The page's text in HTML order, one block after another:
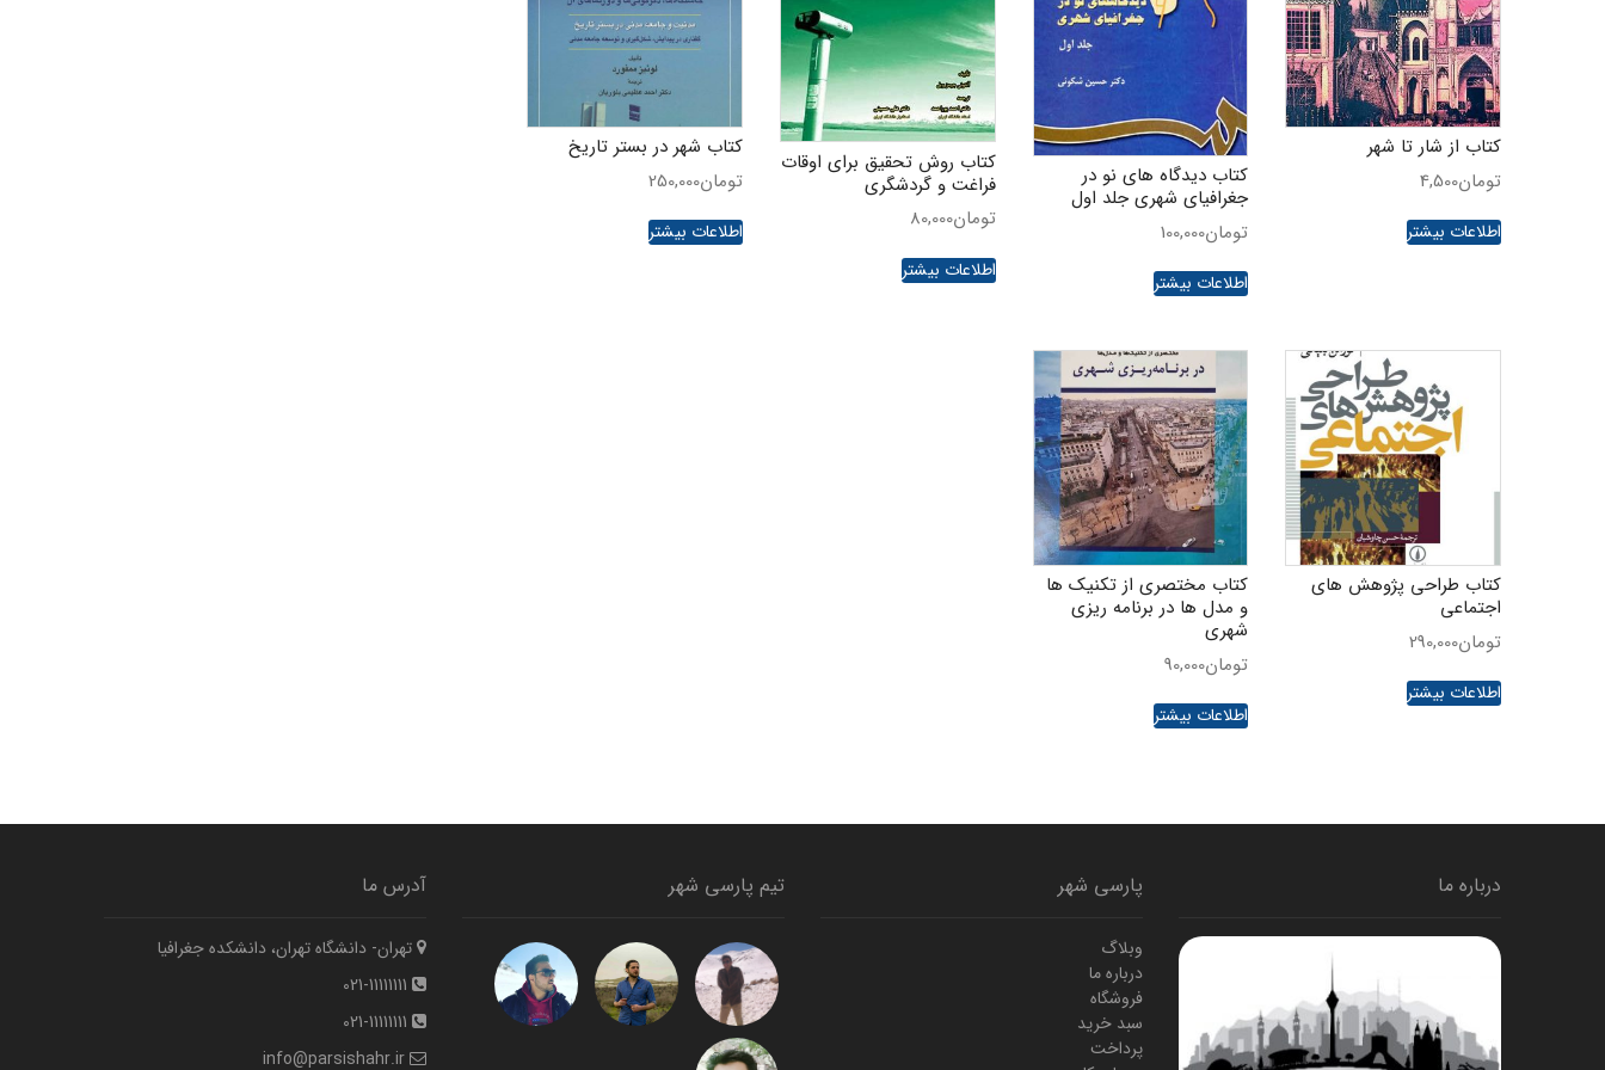
کتاب از شار تا شهر
تومان4,500
اطلاعات بیشتر
کتاب دیدگاه های نو در
جغرافیای شهری جلد اول
تومان100,000
اطلاعات بیشتر
کتاب روش تحقیق برای اوقات
فراغت و گردشگری
تومان80,000
اطلاعات بیشتر
کتاب شهر در بستر تاریخ
تومان250,000
اطلاعات بیشتر
کتاب طراحی پژوهش های
اجتماعی
تومان290,000
اطلاعات بیشتر
کتاب مختصری از تکنیک ها
و مدل ها در برنامه ریزی
شهری
تومان90,000
اطلاعات بیشتر
درباره ما پارسی شهر
وبلاگ
درباره ما
فروشگاه
سبد خرید
پرداخت
تیم پارسی شهر آدرس ما
تهران- دانشگاه تهران، دانشکده جغرافیا